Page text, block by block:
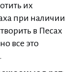
их
при наличии
в Песах
все это